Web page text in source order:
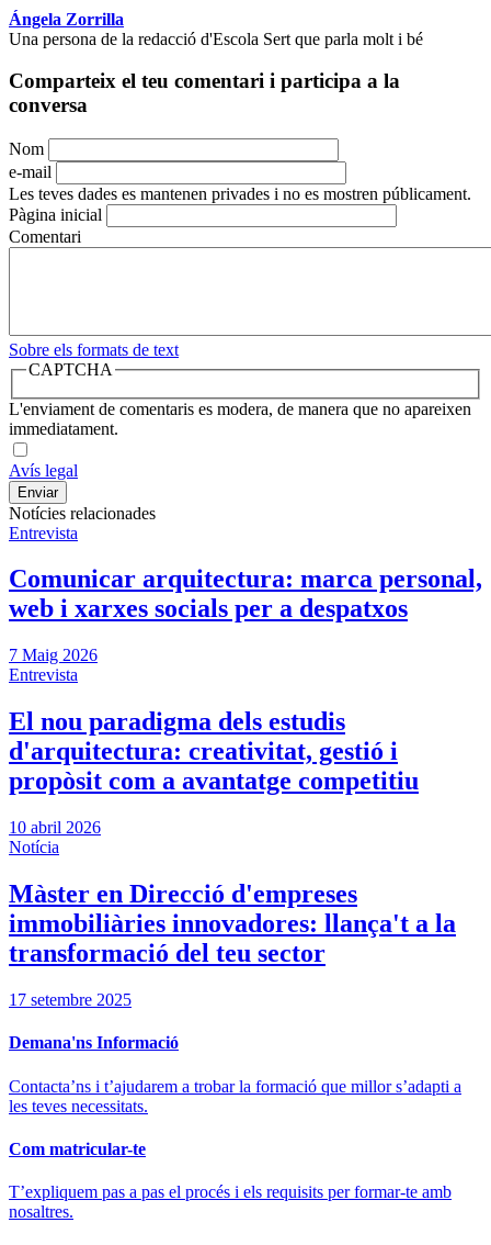
Ángela Zorrilla
Una persona de la redacció d'Escola Sert que parla molt i bé
Comparteix el teu comentari i participa a la
conversa
Nom
e-mail
Les teves dades es mantenen privades i no es mostren públicament.
Pàgina inicial
Comentari
Sobre els formats de text
CAPTCHA
L'enviament de comentaris es modera, de manera que no apareixen
immediatament.
Avís legal
Notícies relacionades
Entrevista
Comunicar arquitectura: marca personal,
web i xarxes socials per a despatxos
7 Maig 2026
Entrevista
El nou paradigma dels estudis
d'arquitectura: creativitat, gestió i
propòsit com a avantatge competitiu
10 abril 2026
Notícia
Màster en Direcció d'empreses
immobiliàries innovadores: llança't a la
transformació del teu sector
17 setembre 2025
Demana'ns Informació
Contacta’ns i t’ajudarem a trobar la formació que millor s’adapti a
les teves necessitats.
Com matricular-te
T’expliquem pas a pas el procés i els requisits per formar-te amb
nosaltres.